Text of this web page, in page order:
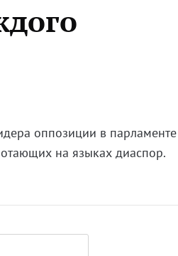
оппозиции в
на языках диаспор.